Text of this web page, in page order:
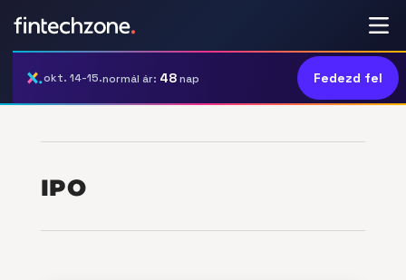
okt. 14-15.normál ár: 48nap Fedezd fel
IPO